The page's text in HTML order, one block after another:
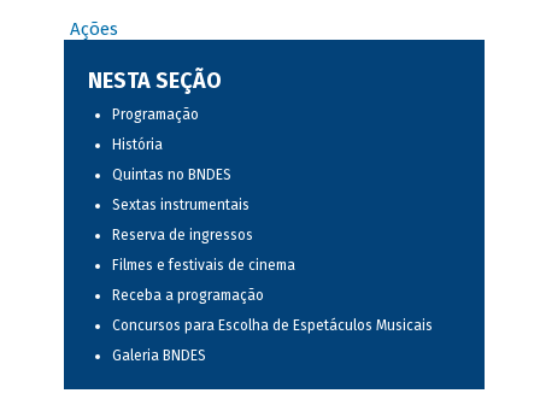
Ações
NESTA SEÇÃO
Programação
História
Quintas no BNDES
Sextas instrumentais
Reserva de ingressos
Filmes e festivais de cinema
Receba a programação
Concursos para Escolha de Espetáculos Musicais
Galeria BNDES